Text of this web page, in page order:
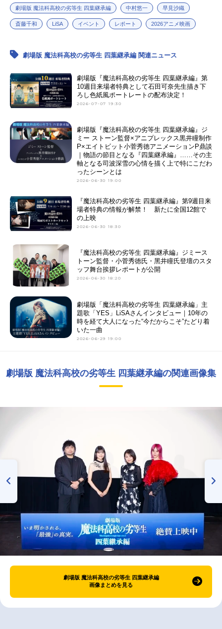
劇場版 魔法科高校の劣等生 四葉継承編 中村悠一 早見沙織
斎藤千和 LiSA イベント レポート 2026アニメ映画
劇場版 魔法科高校の劣等生 四葉継承編 関連ニュース
劇場版『魔法科高校の劣等生 四葉継承編』第
10週目来場者特典として石田可奈先生描き下
ろし色紙風ポートレートの配布決定！
2026-07-07 19:30
劇場版『魔法科高校の劣等生 四葉継承編』ジ
ミー ストーン監督×アニプレックス黒井瞳制作
P×エイトビット小菅秀徳アニメーションP鼎談
｜物語の節目となる『四葉継承編』……その主
軸となる司波深雪の心情を描く上で特にこだわ
ったシーンとは
2026-06-30 19:00
『魔法科高校の劣等生 四葉継承編』第9週目来
場者特典の情報が解禁！ 新たに全国12館で
の上映
2026-06-30 18:30
『魔法科⾼校の劣等⽣ 四葉継承編』ジミース
トーン監督・⼩菅秀徳氏・⿊井瞳氏登壇のスタ
ッフ舞台挨拶レポートが公開
2026-06-30 18:20
劇場版「魔法科高校の劣等生 四葉継承編」主
題歌「YES」LiSAさんインタビュー｜10年の
時を経て大人になった“今だからこそ”たどり着
いた一曲
2026-06-29 19:00
劇場版 魔法科高校の劣等生 四葉継承編の関連画像集
劇場版 魔法科高校の劣等生 四葉継承編
画像まとめを見る